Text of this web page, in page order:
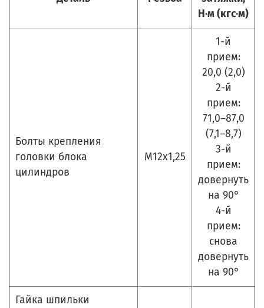
Н·м (кгс·м)
Болты крепления
головки блока
цилиндров
М12х1,25
1-й
прием:
20,0 (2,0)
2-й
прием:
71,0–87,0
(7,1–8,7)
3-й
прием:
довернуть
на 90°
4-й
прием:
снова
довернуть
на 90°
Гайка шпильки